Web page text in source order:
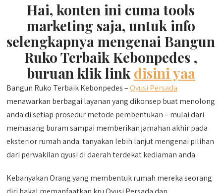
Hai, konten ini cuma tools
marketing saja, untuk info
selengkapnya mengenai Bangun
Ruko Terbaik Kebonpedes ,
buruan klik link disini yaa
Bangun Ruko Terbaik Kebonpedes –Qyusi Persada
menawarkan berbagai layanan yang dikonsep buat menolong
anda di setiap prosedur metode pembentukan – mulai dari
memasang buram sampai memberikan jamahan akhir pada
eksterior rumah anda. tanyakan lebih lanjut mengenai pilihan
dari perwakilan qyusi di daerah terdekat kediaman anda.
Kebanyakan Orang yang membentuk rumah mereka seorang